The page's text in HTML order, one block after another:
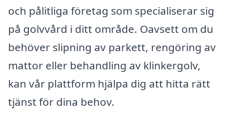
och pålitliga företag som specialiserar sig
på golvvård i ditt område. Oavsett om du
behöver slipning av parkett, rengöring av
mattor eller behandling av klinkergolv,
kan vår plattform hjälpa dig att hitta rätt
tjänst för dina behov.